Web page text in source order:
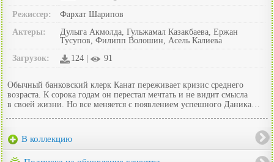
Режиссер:
Фархат Шарипов
Актеры:
Дулыга Акмолда, Гульжамал Казакбаева, Ержан
Тусупов, Филипп Волошин, Асель Калиева
Загрузок:
124 | 91
Обычный банковский клерк Канат переживает кризис среднего
возраста. К сорока годам он перестал мечтать и не видит смысла
в своей жизни. Но все меняется с появлением успешного Даника…
В коллекцию